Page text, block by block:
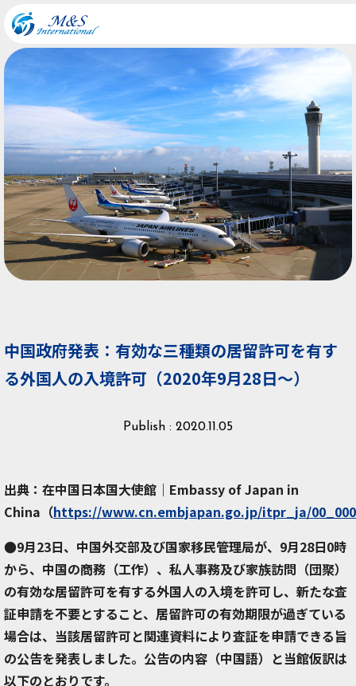
中国政府発表：有効な三種類の居留許可を有す
る外国人の入境許可（2020年9月28日～）
Publish : 2020.11.05
出典：在中国日本国大使館｜Embassy of Japan in
China（https://www.cn.embjapan.go.jp/itpr_ja/
●9月23日、中国外交部及び国家移民管理局が、9月28日0時
から、中国の商務（工作）、私人事務及び家族訪問（団聚）
の有効な居留許可を有する外国人の入境を許可し、新たな査
証申請を不要とすること、居留許可の有効期限が過ぎている
場合は、当該居留許可と関連資料により査証を申請できる旨
の公告を発表しました。公告の内容（中国語）と当館仮訳は
以下のとおりです。